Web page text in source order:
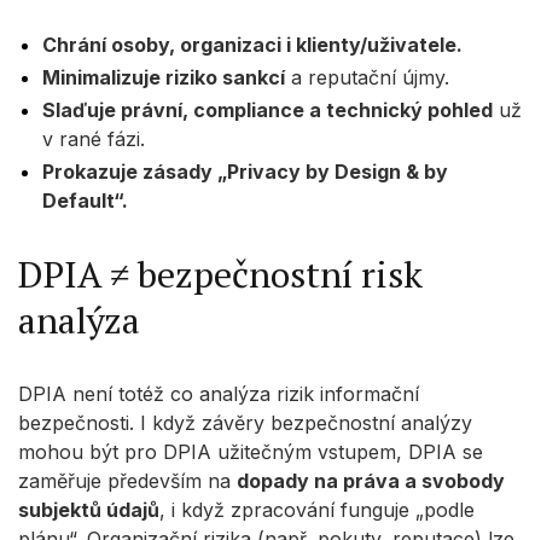
Chrání osoby, organizaci i klienty/uživatele.
Minimalizuje riziko sankcía reputační újmy.
Slaďuje právní, compliance a technický pohled už
v rané fázi.
Prokazuje zásady „Privacy by Design & by
Default“.
DPIA ≠ bezpečnostní risk
analýza
DPIA není totéž co analýza rizik informační
bezpečnosti. I když závěry bezpečnostní analýzy
mohou být pro DPIA užitečným vstupem, DPIA se
zaměřuje především na dopady na práva a svobody
subjektů údajů, i když zpracování funguje „podle